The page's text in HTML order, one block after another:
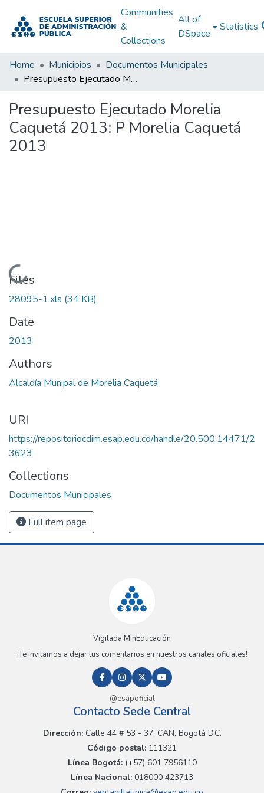
Communities
&
Collections
All of
DSpace
Statistics
Home Municipios
Documentos Municipales
Presupuesto Ejecutado Morelia Caquetá 2013: P Morelia Caquetá 2013
Presupuesto Ejecutado Morelia
Caquetá 2013: P Morelia Caquetá
2013
Loading...
Files
28095-1.xls (34 KB)
Date
2013
Authors
Alcaldía Munipal de Morelia Caquetá
URI
https://repositoriocdim.esap.edu.co/handle/20.500.14471/2
3623
Collections
Documentos Municipales
Full item page
Vigilada MinEducación
¡Te invitamos a dejar tus comentarios en nuestros canales oficiales!
@esapoficial
Contacto Sede Central
Dirección:Calle 44 # 53 - 37, CAN, Bogotá D.C.
Código postal: 111321
Línea Bogotá:(+57) 601 7956110
Línea Nacional: 018000 423713